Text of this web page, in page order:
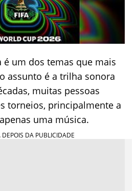
um dos temas que mais
assunto é a trilha sonora
muitas pessoas
torneios, principalmente a
uma música.